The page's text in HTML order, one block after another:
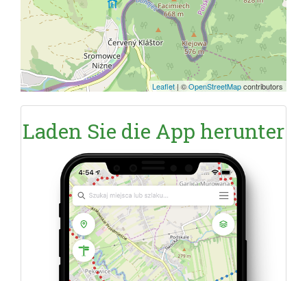
Leaflet | ©OpenStreetMapcontributors
Laden Sie die App herunter